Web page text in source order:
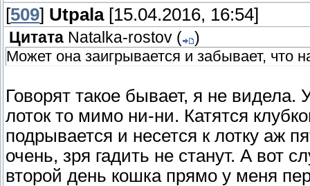
[509] Utpala[15.04.2016, 16:54]
Цитата Natalka-rostov (
)
Может она заигрывается и забывает, что
Говорят такое бывает, я не
лоток то мимо ни-ни. Катятся
подрывается и несется к лотку аж
очень, зря гадить не станут. А вот
второй день кошка прямо у меня